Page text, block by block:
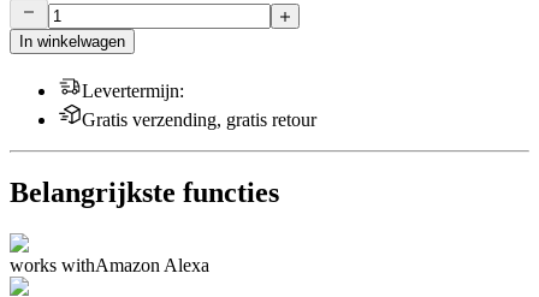
In winkelwagen
Levertermijn:
Gratis verzending, gratis retour
Belangrijkste functies
works withAmazon Alexa